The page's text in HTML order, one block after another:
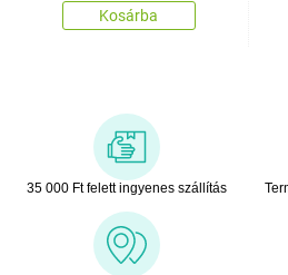
Kosárba
35 000 Ft felett ingyenes szállítás